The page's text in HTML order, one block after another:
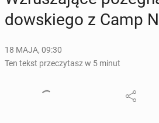
dow­skie­go z Camp
18 MAJA, 09:30
Ten tekst przeczytasz w 5 minut